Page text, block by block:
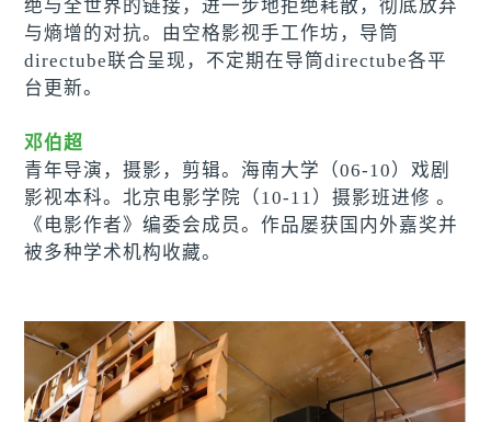
绝与全世界的链接，进一步地拒绝耗散，彻底放弃
与熵增的对抗。由空格影视手工作坊，导筒
directube联合呈现，不定期在导筒directube各平
台更新。
邓伯超
青年导演，摄影，剪辑。海南大学（06-10）戏剧
影视本科。北京电影学院（10-11）摄影班进修 。
《电影作者》编委会成员。作品屡获国内外嘉奖并
被多种学术机构收藏。